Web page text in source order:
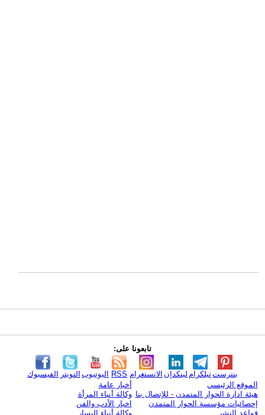
تابعونا على:
الفيسبوك التويتر اليوتيوب RSS الانستغرام لينكدإن تيلكرامبنترست
الموقع الرئيسي
هيئة ادارة الحوار المتمدن - للإتصال بنا
إحصائيات مؤسسة الحوار المتمدن
قواعد النشر
أخبار عامة
وكالة أنباء المرأة
اخبار الأدب والفن
وكالة أنباء اليسار